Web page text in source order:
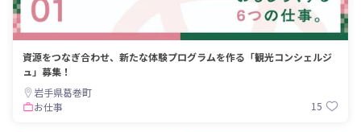
資源をつなぎ合わせ、新たな体験プログラムを作る「観光コンシェルジ
ュ」募集！
岩手県葛巻町
お仕事
15